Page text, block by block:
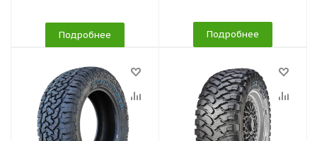
Подробнее Подробнее